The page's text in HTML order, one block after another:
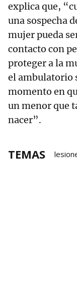
explica que,
una sospecha
mujer pueda
contacto con
proteger a la
el ambulatorio
momento en
un menor que
nacer”.
TEMAS